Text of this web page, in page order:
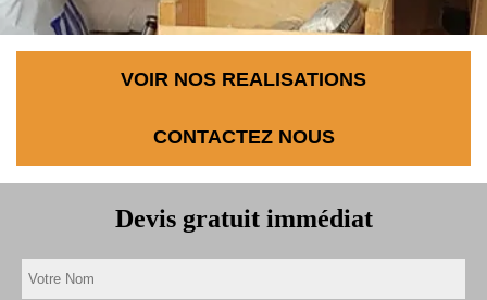
VOIR NOS REALISATIONS
CONTACTEZ NOUS
Devis gratuit immédiat